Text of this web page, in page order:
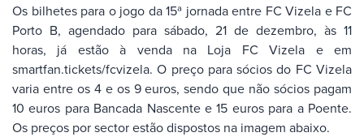
Os bilhetes para o jogo da 15ª jornada entre FC Vizela e FC
Porto B, agendado para sábado, 21 de dezembro, às 11
horas, já estão à venda na Loja FC Vizela e em
smartfan.tickets/fcvizela. O preço para sócios do FC Vizela
varia entre os 4 e os 9 euros, sendo que não sócios pagam
10 euros para Bancada Nascente e 15 euros para a Poente.
Os preços por sector estão dispostos na imagem abaixo.